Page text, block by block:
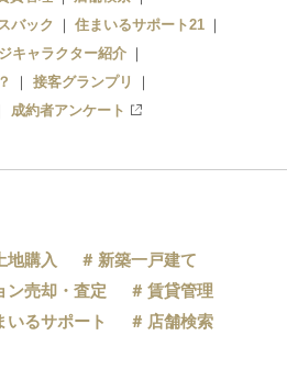
バック
住まいるサポート21
キャラクター紹介
接客グランプリ
成約者アンケート
地購入
新築一戸建て
ン売却・査定
賃貸管理
いるサポート
店舗検索